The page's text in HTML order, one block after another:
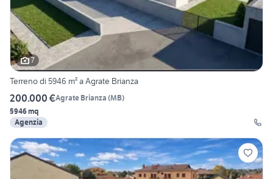
7
Terreno di 5946 m² a Agrate Brianza
200.000 €Agrate Brianza (MB)
5946 mq
Agenzia